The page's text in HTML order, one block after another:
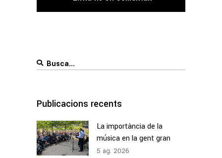
Search
Publicacions recents
La importància de la
música en la gent gran
5 ag. 2026